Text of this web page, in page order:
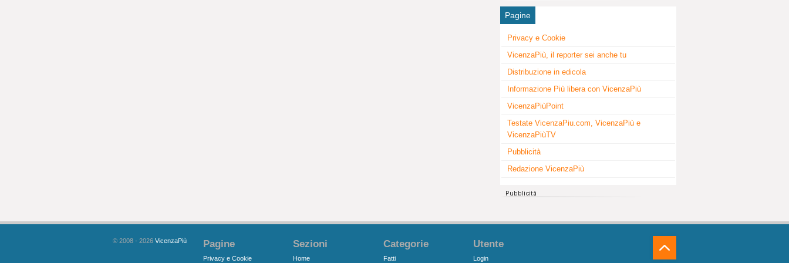
Pagine
Privacy e Cookie
VicenzaPiù, il reporter sei anche tu
Distribuzione in edicola
Informazione Più libera con VicenzaPiù
VicenzaPiùPoint
Testate VicenzaPiu.com, VicenzaPiù e
VicenzaPiùTV
Pubblicità
Redazione VicenzaPiù
© 2008 - 2026 VicenzaPiù Pagine
Privacy e Cookie
Sezioni
Home
Categorie
Fatti
Utente
Login